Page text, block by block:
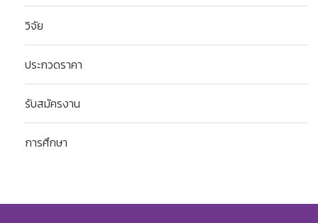
วิจัย
ประกวดราคา
รับสมัครงาน
การศึกษา